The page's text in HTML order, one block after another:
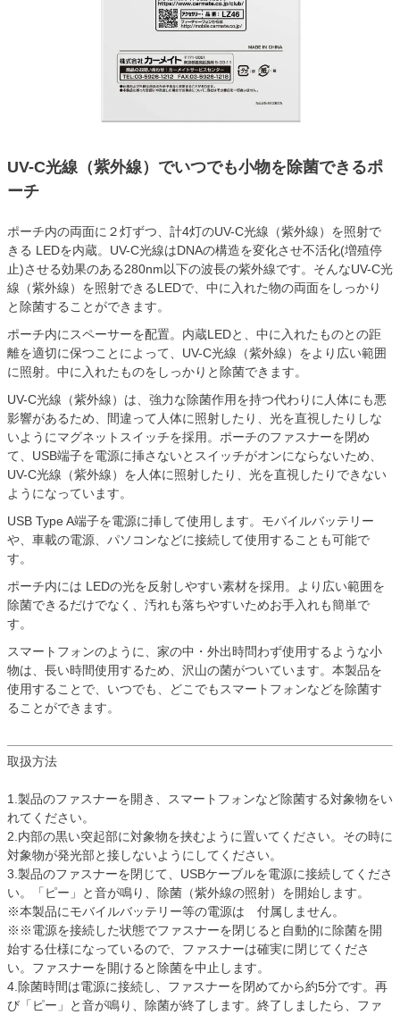
UV-C光線（紫外線）でいつでも小物を除菌できるポ
ーチ
ポーチ内の両面に２灯ずつ、計4灯のUV-C光線（紫外線）を照射で
きる LEDを内蔵。UV-C光線はDNAの構造を変化させ不活化(増殖停
止)させる効果のある280nm以下の波長の紫外線です。そんなUV-C光
線（紫外線）を照射できるLEDで、中に入れた物の両面をしっかり
と除菌することができます。
ポーチ内にスペーサーを配置。内蔵LEDと、中に入れたものとの距
離を適切に保つことによって、UV-C光線（紫外線）をより広い範囲
に照射。中に入れたものをしっかりと除菌できます。
UV-C光線（紫外線）は、強力な除菌作用を持つ代わりに人体にも悪
影響があるため、間違って人体に照射したり、光を直視したりしな
いようにマグネットスイッチを採用。ポーチのファスナーを閉め
て、USB端子を電源に挿さないとスイッチがオンにならないため、
UV-C光線（紫外線）を人体に照射したり、光を直視したりできない
ようになっています。
USB Type A端子を電源に挿して使用します。モバイルバッテリー
や、車載の電源、パソコンなどに接続して使用することも可能で
す。
ポーチ内には LEDの光を反射しやすい素材を採用。より広い範囲を
除菌できるだけでなく、汚れも落ちやすいためお手入れも簡単で
す。
スマートフォンのように、家の中・外出時問わず使用するような小
物は、長い時間使用するため、沢山の菌がついています。本製品を
使用することで、いつでも、どこでもスマートフォンなどを除菌す
ることができます。
取扱方法
1.製品のファスナーを開き、スマートフォンなど除菌する対象物をい
れてください。
2.内部の黒い突起部に対象物を挟むように置いてください。その時に
対象物が発光部と接しないようにしてください。
3.製品のファスナーを閉じて、USBケーブルを電源に接続してくださ
い。「ピー」と音が鳴り、除菌（紫外線の照射）を開始します。
※本製品にモバイルバッテリー等の電源は 付属しません。
※※電源を接続した状態でファスナーを閉じると自動的に除菌を開
始する仕様になっているので、ファスナーは確実に閉じてくださ
い。ファスナーを開けると除菌を中止します。
4.除菌時間は電源に接続し、ファスナーを閉めてから約5分です。再
び「ピー」と音が鳴り、除菌が終了します。終了しましたら、ファ